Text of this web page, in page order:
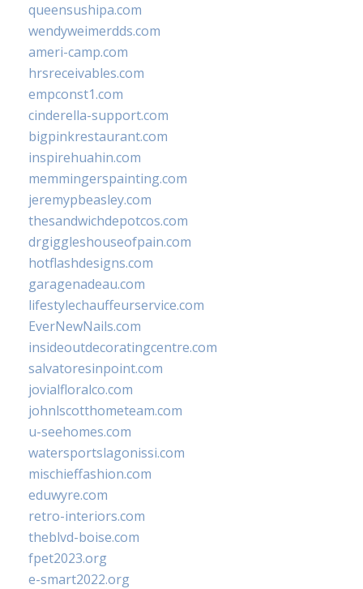
queensushipa.com
wendyweimerdds.com
ameri-camp.com
hrsreceivables.com
empconst1.com
cinderella-support.com
bigpinkrestaurant.com
inspirehuahin.com
memmingerspainting.com
jeremypbeasley.com
thesandwichdepotcos.com
drgiggleshouseofpain.com
hotflashdesigns.com
garagenadeau.com
lifestylechauffeurservice.com
EverNewNails.com
insideoutdecoratingcentre.com
salvatoresinpoint.com
jovialfloralco.com
johnlscotthometeam.com
u-seehomes.com
watersportslagonissi.com
mischieffashion.com
eduwyre.com
retro-interiors.com
theblvd-boise.com
fpet2023.org
e-smart2022.org